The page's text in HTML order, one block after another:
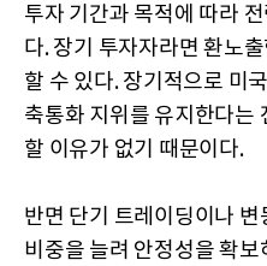
투자 기간과 목적에 따라
다. 장기 투자자라면 환노
할 수 있다. 장기적으로 미
축통화 지위를 유지한다는
할 이유가 없기 때문이다.
반면 단기 트레이딩이나
비중을 늘려 안정성을 확보